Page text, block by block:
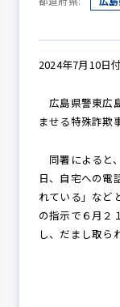
2024年7月10日
広島県警東広
ませる特殊詐欺
同署によると
日、自宅への電
れている」など
の指示で６月２
し、だまし取ら